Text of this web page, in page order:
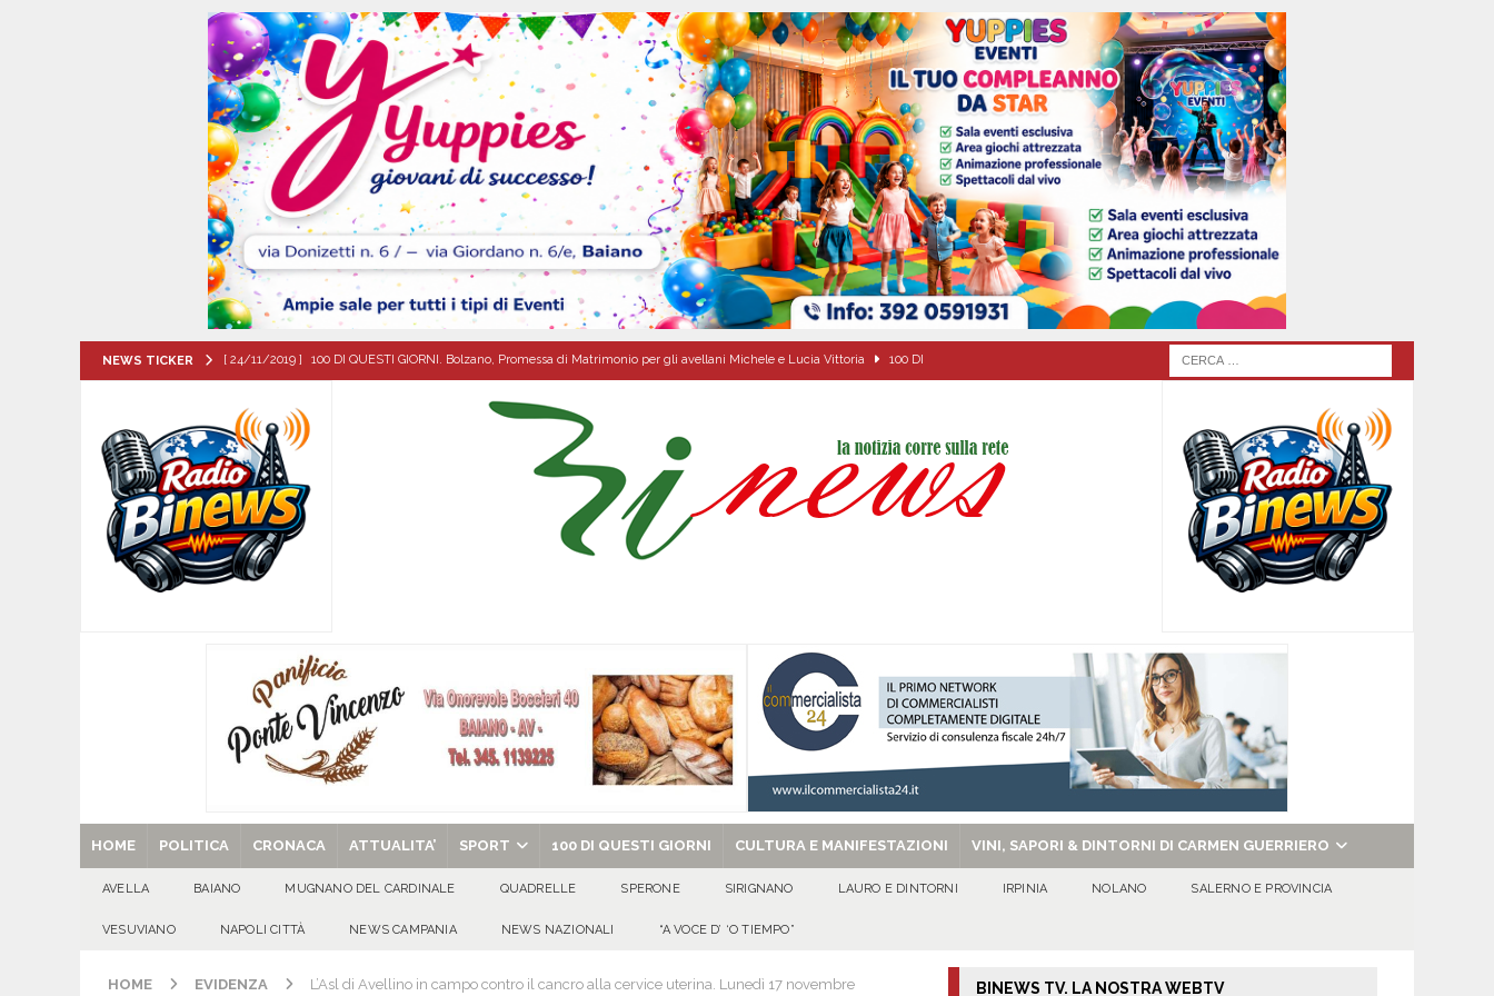
NEWS TICKER [ 24/11/2019 ] 100 DI QUESTI GIORNI. Bolzano, Promessa di Matrimonio per gli avellani Michele e Lucia Vittoria 100 DI
[ 09/08/2026 ] Festa della Mozzarella di Bufala a Cancello ed Arnone: filiera bufalina solida ed in crescita continua
CASERTANA
[ 09/08/2026 ] Mugnano del Cardinale, tragedia nel giorno di Santa Filomena: muore il 60enne Carmine Colucci
ATTUALITA'
[ 09/08/2026 ]
[ 09/08/2026 ] Baiano, incidente stradale: motociclista finisce in un canale dopo l’impatto con un’auto BAIANO
[ 29/08/2025 ] SANT’Oggi. Venerdì 29 agosto la chiesa celebra il Martirio di san Giovanni Battista e santa Sabina EVIDENZA
HOME POLITICA CRONACA ATTUALITA’ SPORT 100 DI QUESTI GIORNI CULTURA E MANIFESTAZIONI VINI, SAPORI & DINTORNI DI CARMEN GUERRIERO
AVELLA BAIANO MUGNANO DEL CARDINALE QUADRELLE SPERONE SIRIGNANO LAURO E DINTORNI IRPINIA NOLANO SALERNO E PROVINCIA
VESUVIANO NAPOLI CITTÀ NEWS CAMPANIA NEWS NAZIONALI “A VOCE D’ ‘O TIEMPO”
HOME EVIDENZA L’Asl di Avellino in campo contro il cancro alla cervice uterina. Lunedì 17 novembre BINEWS TV. LA NOSTRA WEBTV